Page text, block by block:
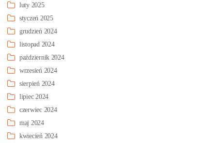
luty 2025
styczeń 2025
grudzień 2024
listopad 2024
październik 2024
wrzesień 2024
sierpień 2024
lipiec 2024
czerwiec 2024
maj 2024
kwiecień 2024